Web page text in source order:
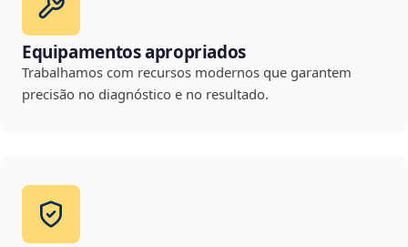
Equipamentos apropriados
Trabalhamos com recursos modernos que garantem
precisão no diagnóstico e no resultado.